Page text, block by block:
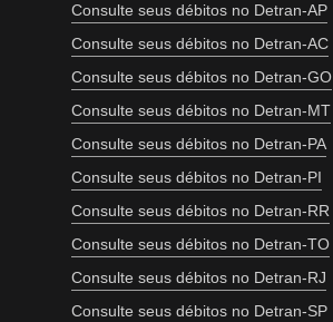
Consulte seus débitos no Detran-AP
Consulte seus débitos no Detran-AC
Consulte seus débitos no Detran-GO
Consulte seus débitos no Detran-MT
Consulte seus débitos no Detran-PA
Consulte seus débitos no Detran-PI
Consulte seus débitos no Detran-RR
Consulte seus débitos no Detran-TO
Consulte seus débitos no Detran-RJ
Consulte seus débitos no Detran-SP